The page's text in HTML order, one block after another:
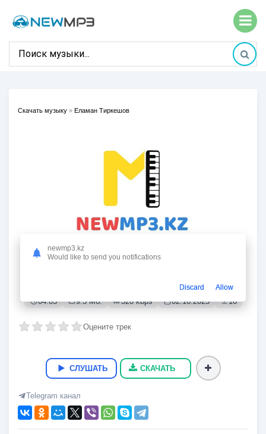
Скачать музыку » Еламан Тиркешов
04:03 9.5 Мб. 320 kbps 02.10.2025 16
Оцените трек
СЛУШАТЬ СКАЧАТЬ
Telegram канал
newmp3.kz
Would like to send you notifications
Discard Allow